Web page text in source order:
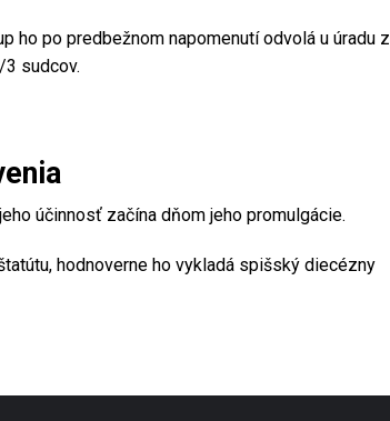
po predbežnom napomenutí odvolá u úradu z
sudcov.
účinnosť začína dňom jeho promulgácie.
hodnoverne ho vykladá spišský diecézny